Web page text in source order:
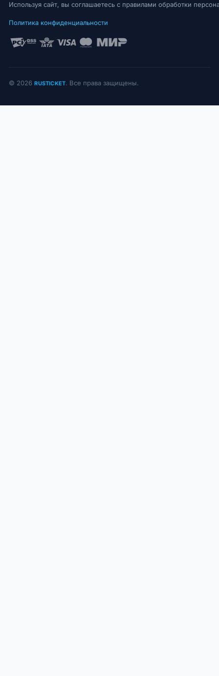
Используя сайт, вы соглашаетесь с правилами обработки
Политика конфиденциальности
© 2026RUSTICKET. Все права защищены.